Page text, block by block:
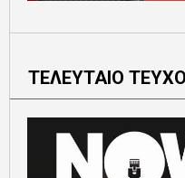
ΤΕΛΕΥΤΑΙΟ